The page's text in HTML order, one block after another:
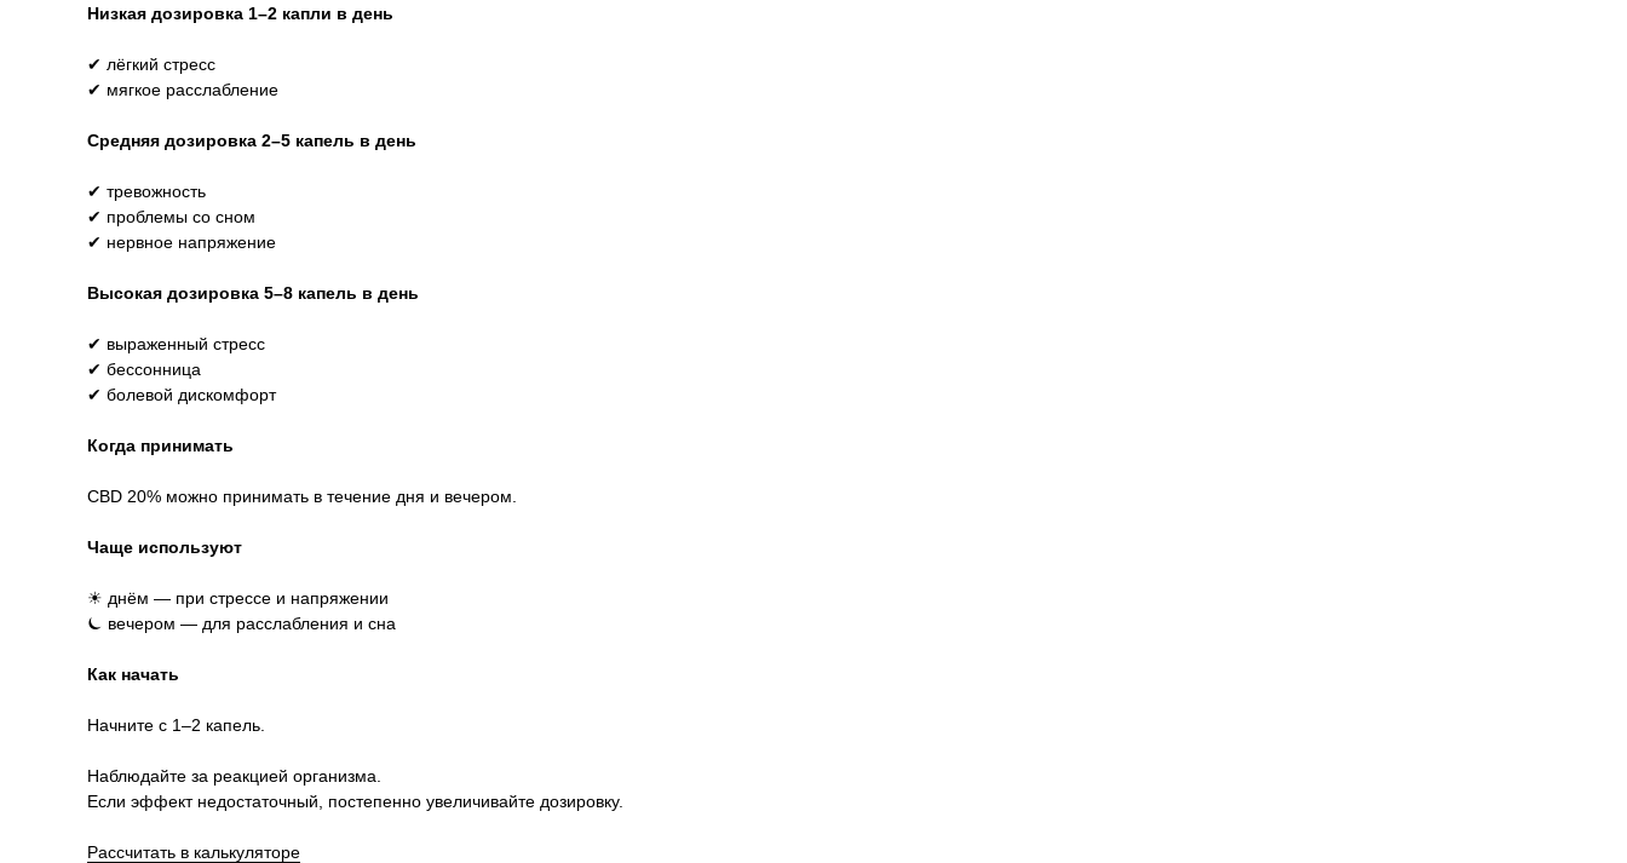
Низкая дозировка 1–2 капли в день
✔ лёгкий стресс
✔ мягкое расслабление
Средняя дозировка 2–5 капель в день
✔ тревожность
✔ проблемы со сном
✔ нервное напряжение
Высокая дозировка 5–8 капель в день
✔ выраженный стресс
✔ бессонница
✔ болевой дискомфорт
Когда принимать
CBD 20% можно принимать в течение дня и вечером.
Чаще используют
☀︎ днём — при стрессе и напряжении
⏾ вечером — для расслабления и сна
Как начать
Начните с 1–2 капель.
Наблюдайте за реакцией организма.
Если эффект недостаточный, постепенно увеличивайте дозировку.
Рассчитать в калькуляторе